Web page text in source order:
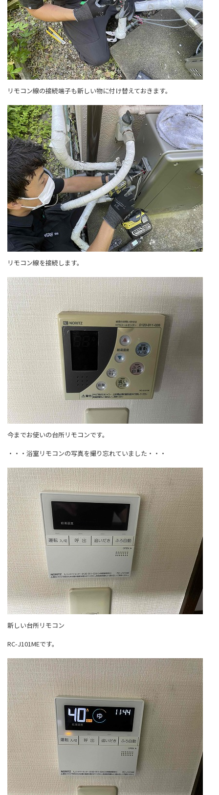
リモコン線の接続端子も新しい物に付け替えておきます。
リモコン線を接続します。
今までお使いの台所リモコンです。
・・・浴室リモコンの写真を撮り忘れていました・・・
新しい台所リモコン
RC-J101MEです。